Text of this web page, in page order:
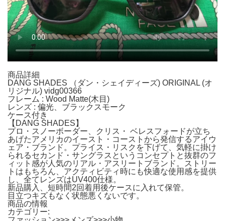
商品詳細
DANG SHADES （ダン・シェイディーズ) ORIGINAL (オ
リジナル) vidg00366
フレーム : Wood Matte(木目)
レンズ : 偏光、ブラックスモーク
ケース付き
【DANG SHADES】
プロ・スノーボーダー、クリス・ ベレスフォードが立ち
あげたアメリカのイースト・コーストから発信するアイウ
ェア・ブランド。プライス・リスクを下げて、気軽に掛け
られるセカンド・サングラスというコンセプトと抜群のフ
ィット感が人気のリアル・アスリートブランド。ストリー
トはもちろん、アクティビティ時にも快適な使用感を提供
し、全てレンズはUV400仕様。
新品購入、短時間2回着用後ケースに入れて保管。
目立つキズもなく状態悪くないです。
商品の情報
カテゴリー: